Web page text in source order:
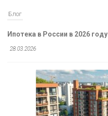
Блог
Ипотека в России в 2026 году
28.03.2026